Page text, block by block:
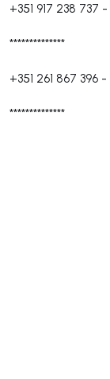
+351 917 238 737 -
**************
+351 261 867 396 -
**************